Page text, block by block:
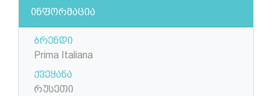
ინფორმაცია
ბრენდი
Prima Italiana
ქვეყანა
რუსეთი